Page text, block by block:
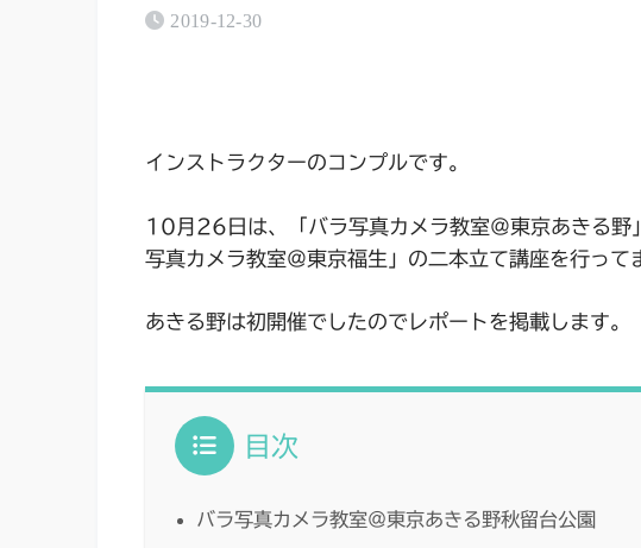
2019-12-30
インストラクターのコンプルです。
10月26日は、「バラ写真カメラ教室＠東京あきる野
写真カメラ教室＠東京福生」の二本立て講座を行って
あきる野は初開催でしたのでレポートを掲載します。
目次
バラ写真カメラ教室＠東京あきる野秋留台公園